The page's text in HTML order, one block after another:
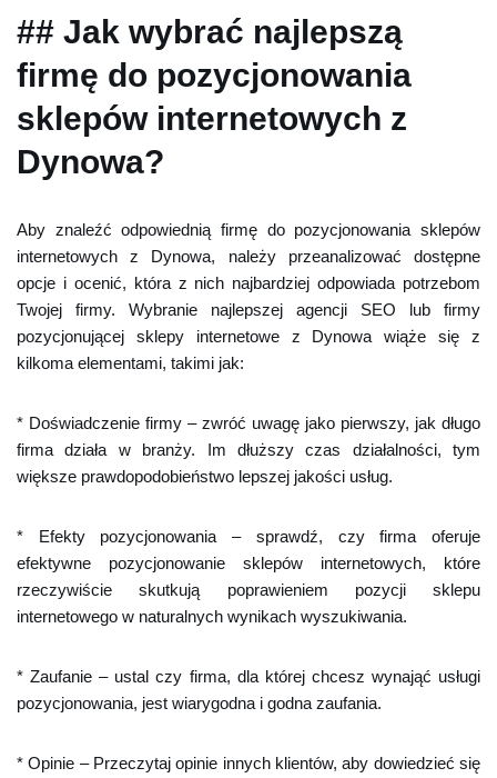
## Jak wybrać najlepszą
firmę do pozycjonowania
sklepów internetowych z
Dynowa?
Aby znaleźć odpowiednią firmę do pozycjonowania sklepów
internetowych z Dynowa, należy przeanalizować dostępne
opcje i ocenić, która z nich najbardziej odpowiada potrzebom
Twojej firmy. Wybranie najlepszej agencji SEO lub firmy
pozycjonującej sklepy internetowe z Dynowa wiąże się z
kilkoma elementami, takimi jak:
* Doświadczenie firmy – zwróć uwagę jako pierwszy, jak długo
firma działa w branży. Im dłuższy czas działalności, tym
większe prawdopodobieństwo lepszej jakości usług.
* Efekty pozycjonowania – sprawdź, czy firma oferuje
efektywne pozycjonowanie sklepów internetowych, które
rzeczywiście skutkują poprawieniem pozycji sklepu
internetowego w naturalnych wynikach wyszukiwania.
* Zaufanie – ustal czy firma, dla której chcesz wynająć usługi
pozycjonowania, jest wiarygodna i godna zaufania.
* Opinie – Przeczytaj opinie innych klientów, aby dowiedzieć się